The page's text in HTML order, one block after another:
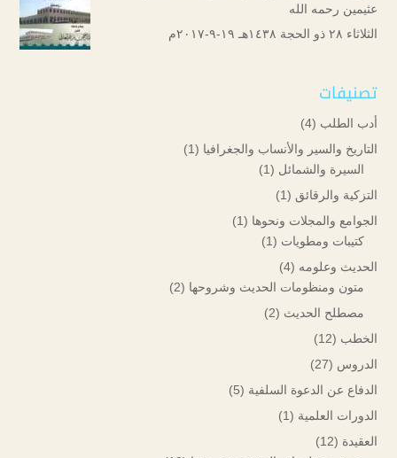
عثيمين رحمه الله
الثلاثاء ۲۸ ذو الحجة ۱٤۳۸هـ ۱۹-۹-۲۰۱۷م
تصنيفات
أدب الطلب (4)
التاريخ والسير والأنساب والجغرافيا (1)
السيرة والشمائل (1)
التزكية والرقائق (1)
الجوامع والمجلات ونحوها (1)
كتيبات ومطويات (1)
الحديث وعلومه (4)
متون ومنظومات الحديث وشروحها (2)
مصطلح الحديث (2)
الخطب (12)
الدروس (27)
الدفاع عن الدعوة السلفية (5)
الدورات العلمية (1)
العقيدة (12)